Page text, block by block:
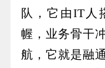
队，它由IT人
幄，业务骨干
航，它就是融